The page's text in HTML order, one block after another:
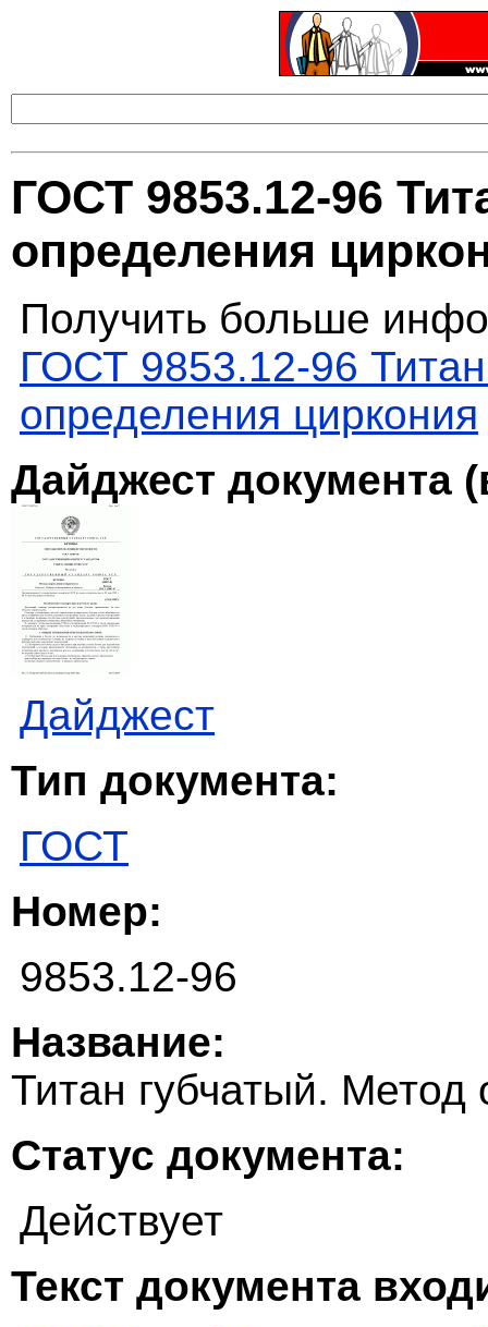
ГОСТ 9853.12-96
определения
Получить больше
ГОСТ 9853.12-96
определения циркония
Дайджест документа
Дайджест
Тип документа:
ГОСТ
Номер:
9853.12-96
Название:
Титан губчатый. Метод
Статус документа:
Действует
Текст документа